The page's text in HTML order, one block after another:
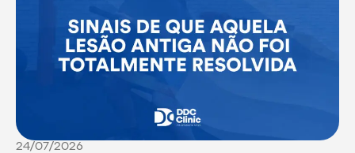
24/07/2026